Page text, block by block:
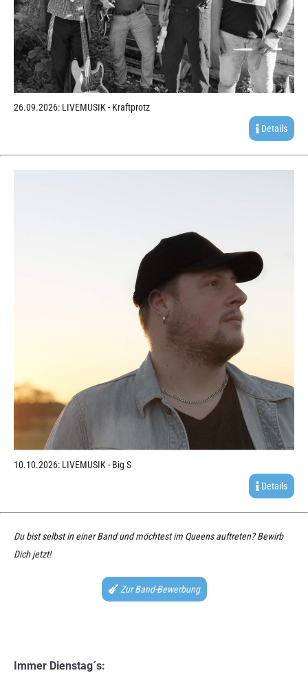
26.09.2026: LIVEMUSIK - Kraftprotz
Details
10.10.2026: LIVEMUSIK - Big S
Details
Du bist selbst in einer Band und möchtest im Queens auftreten? Bewirb
Dich jetzt!
Zur Band-Bewerbung
Immer Dienstag´s: